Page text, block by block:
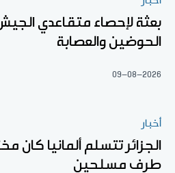
بعثة لإحصاء متقاعدي
الحوضين والعصابة
09-08-2026
أخبار
الجزائر تتسلم ألمانيا كان
طرف مسلحين